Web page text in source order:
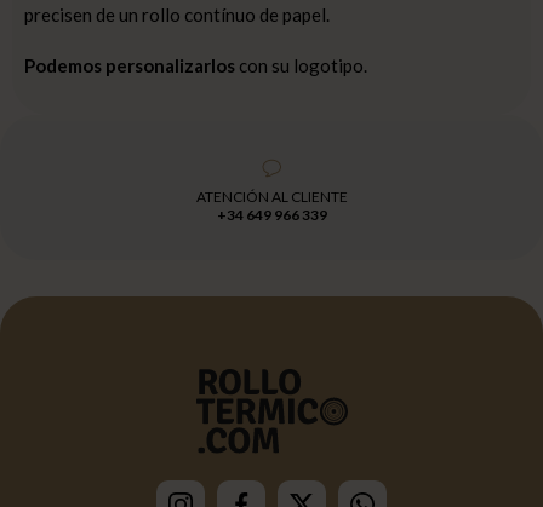
precisen de un rollo contínuo de papel.
Podemos personalizarlos con su logotipo.
ATENCIÓN AL CLIENTE
+34 649 966 339